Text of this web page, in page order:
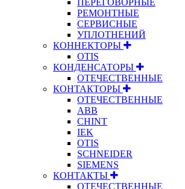
РЕМОНТНЫЕ
СЕРВИСНЫЕ
УПЛОТНЕНИЙ
КОННЕКТОРЫ
OTIS
КОНДЕНСАТОРЫ
ОТЕЧЕСТВЕННЫЕ
КОНТАКТОРЫ
ОТЕЧЕСТВЕННЫЕ
ABB
CHINT
IEK
OTIS
SCHNEIDER
SIEMENS
КОНТАКТЫ
ОТЕЧЕСТВЕННЫЕ